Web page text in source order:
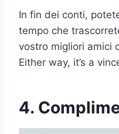
In fin dei conti,
tempo che
vostro migliori amici
Either way, it’s a
4.